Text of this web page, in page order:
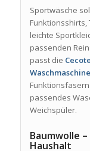
Sportwäsche
leichte
passenden
passt die
Waschmaschine
passendes
Weichspüler.
Baumwolle
Haushalt